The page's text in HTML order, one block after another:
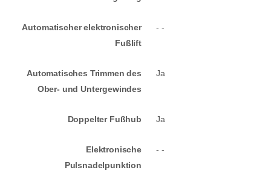
Automatischer elektronischer
Fußlift
- -
Automatisches Trimmen des
Ober- und Untergewindes
Ja
Doppelter Fußhub Ja
Elektronische
Pulsnadelpunktion
- -